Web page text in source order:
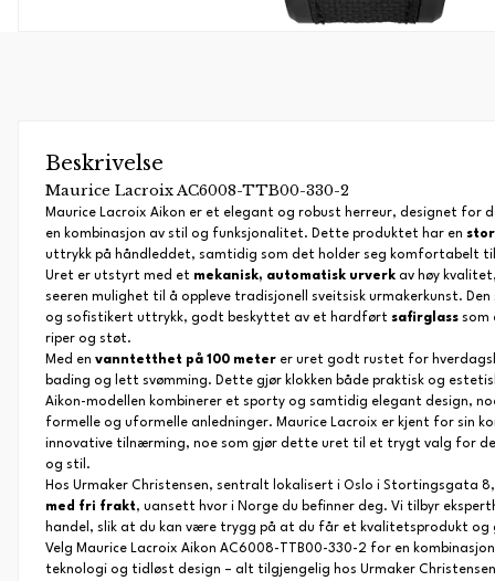
Beskrivelse
Maurice Lacroix AC6008-TTB00-330-2
Maurice Lacroix Aikon er et elegant og robust herreur, designet for
en kombinasjon av stil og funksjonalitet. Dette produktet har en stor
uttrykk på håndleddet, samtidig som det holder seg komfortabelt
Uret er utstyrt med et mekanisk, automatisk urverk av høy
seeren mulighet til å oppleve tradisjonell sveitsisk urmakerkunst.
og sofistikert uttrykk, godt beskyttet av et hardført safirglass som
riper og støt.
Med en vanntetthet på 100 meter er uret godt rustet for
bading og lett svømming. Dette gjør klokken både praktisk og
Aikon-modellen kombinerer et sporty og samtidig elegant design,
formelle og uformelle anledninger. Maurice Lacroix er kjent for sin
innovative tilnærming, noe som gjør dette uret til et trygt valg for
og stil.
Hos Urmaker Christensen, sentralt lokalisert i Oslo i Stortingsgata
med fri frakt, uansett hvor i Norge du befinner deg. Vi tilbyr
handel, slik at du kan være trygg på at du får et kvalitetsprodukt og
Velg Maurice Lacroix Aikon AC6008-TTB00-330-2 for en
teknologi og tidløst design – alt tilgjengelig hos Urmaker